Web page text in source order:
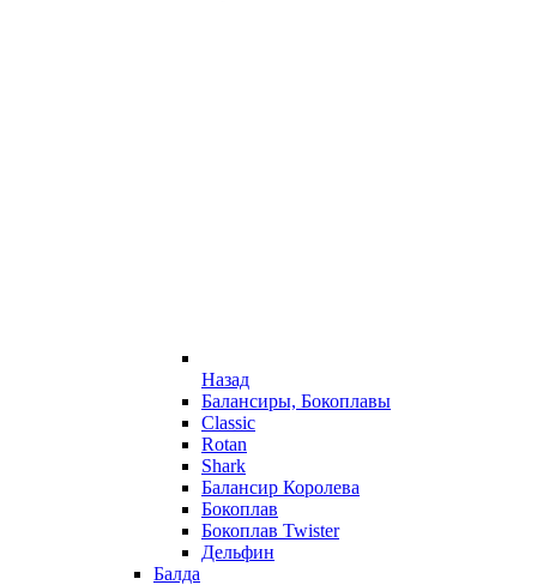
Назад
Балансиры, Бокоплавы
Classic
Rotan
Shark
Балансир Королева
Бокоплав
Бокоплав Twister
Дельфин
Балда